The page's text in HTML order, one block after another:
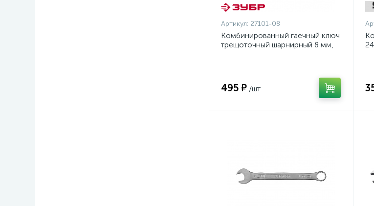
Артикул: 27101-08
Комбинированный гаечный ключ
трещоточный шарнирный 8 мм,
495 ₽ /шт